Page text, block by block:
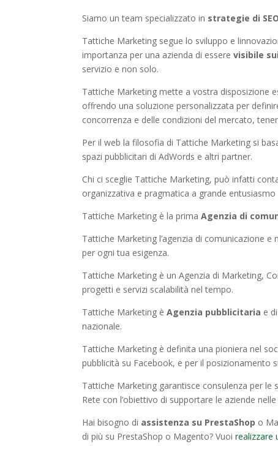
Siamo un team specializzato in strategie di
Tattiche Marketing segue lo sviluppo e
importanza per una azienda di esserevisibile
servizio e non solo.
Tattiche Marketing mette a vostra disposizione
offrendo una soluzione personalizzata per
concorrenza e delle condizioni del mercato,
Per il web la filosofia di Tattiche Marketing si
spazi pubblicitari di AdWords e altri partner.
Chi ci sceglie Tattiche Marketing, può infatti
organizzativa e pragmatica a grande entusiasmo
Tattiche Marketing è la primaAgenzia di
Tattiche Marketing l’agenzia di comunicazione
per ogni tua esigenza.
Tattiche Marketing è un Agenzia di Marketing,
progetti e servizi scalabilità nel tempo.
Tattiche Marketing èAgenzia pubblicitaria e
nazionale.
Tattiche Marketing è definita una pioniera nel
pubblicità su Facebook, e per il posizionamento
Tattiche Marketing garantisce consulenza per le
Rete con l’obiettivo di supportare le aziende
Hai bisogno di assistenza su PrestaShop o
di più su PrestaShop o Magento? Vuoirealizzare